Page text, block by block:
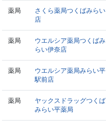
薬局
さくら薬局つくばみらい
店
薬局
ウエルシア薬局つくばみ
らい伊奈店
薬局
ウエルシア薬局みらい平
駅前店
薬局
ヤックスドラッグつくば
みらい平薬局